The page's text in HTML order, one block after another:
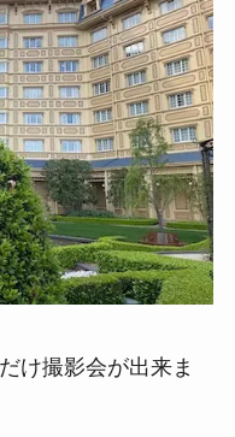
け撮影会が出来ま